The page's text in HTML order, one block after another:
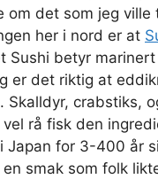
om det som jeg
her i nord er at
Sushi betyr
er det riktig at
crabstiks,
rå fisk den
Japan for 3-400 år
smak som folk